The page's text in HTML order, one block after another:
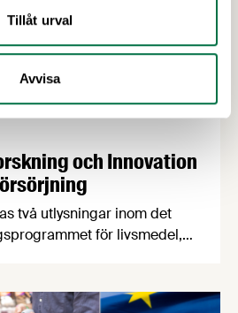
Tillåt urval
Avvisa
och Innovation
två utlysningar inom det
för livsmedel,
livsmedelsförsörjning", och